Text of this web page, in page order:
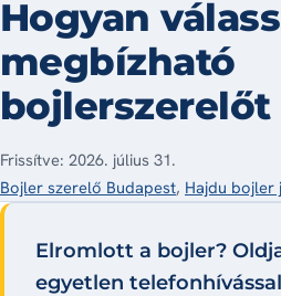
Hogyan
megbízható
bojlerszerelőt
Frissítve: 2026. július 31.
Bojler szerelő Budapest, Hajdu bojler
Elromlott a bojler?
egyetlen